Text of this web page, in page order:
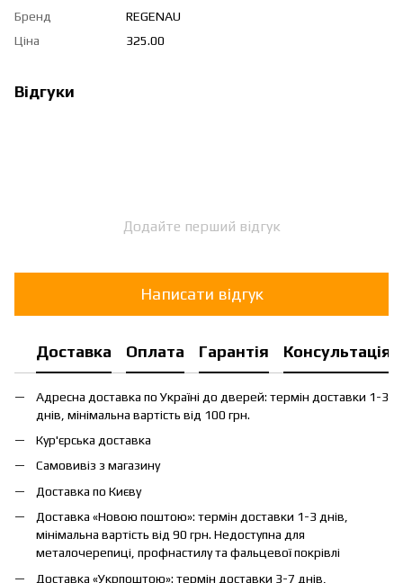
Бренд
REGENAU
Ціна
325.00
Відгуки
Додайте перший відгук
Написати відгук
Доставка Оплата Гарантія Консультація
Адресна доставка по Україні до дверей: термін доставки 1-3
днів, мінімальна вартість від 100 грн.
Кур'єрська доставка
Самовивіз з магазину
Доставка по Києву
Доставка «Новою поштою»: термін доставки 1-3 днів,
мінімальна вартість від 90 грн. Недоступна для
металочерепиці, профнастилу та фальцевої покрівлі
Доставка «Укрпоштою»: термін доставки 3-7 днів,